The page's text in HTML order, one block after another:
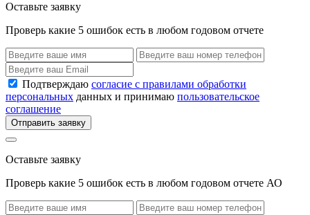
Оставьте заявку
Проверь какие 5 ошибок есть в любом годовом отчете
Подтверждаю согласие с правилами обработки
персональных данных и принимаю пользовательское
соглашение
Отправить заявку
Оставьте заявку
Проверь какие 5 ошибок есть в любом годовом отчете АО